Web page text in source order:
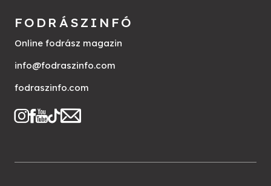
FODRÁSZINFÓ
Online fodrász magazin
info@fodraszinfo.com
fodraszinfo.com